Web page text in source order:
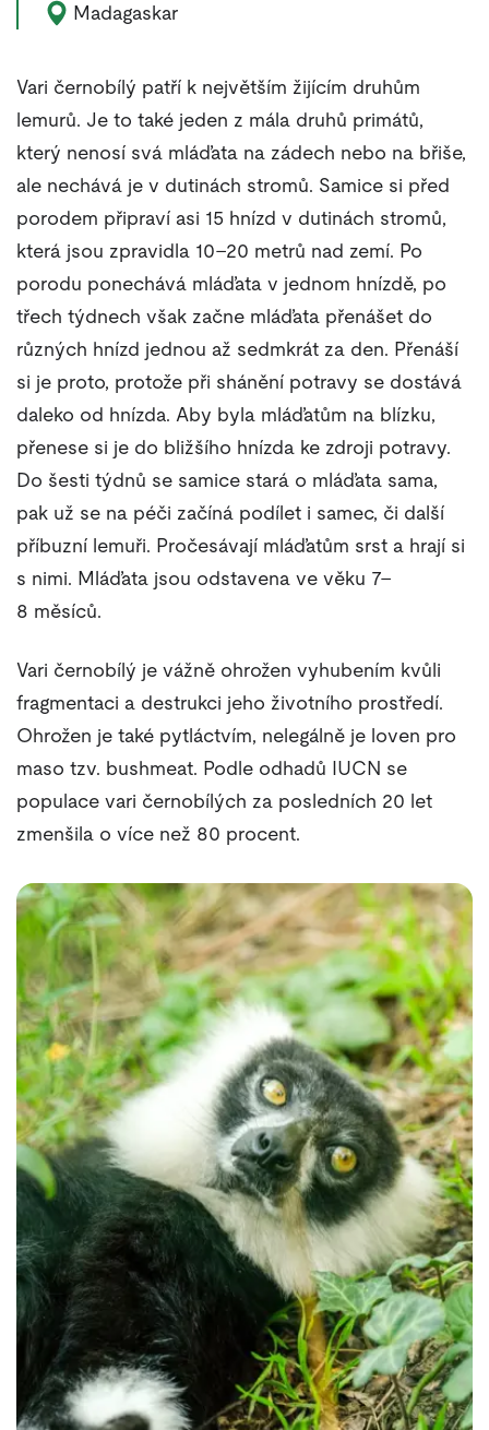
Výskyt zvířete:
Madagaskar
Vari černobílý patří k největším žijícím druhům
lemurů. Je to také jeden z mála druhů primátů,
který nenosí svá mláďata na zádech nebo na břiše,
ale nechává je v dutinách stromů. Samice si před
porodem připraví asi 15 hnízd v dutinách stromů,
která jsou zpravidla 10–20 metrů nad zemí. Po
porodu ponechává mláďata v jednom hnízdě, po
třech týdnech však začne mláďata přenášet do
různých hnízd jednou až sedmkrát za den. Přenáší
si je proto, protože při shánění potravy se dostává
daleko od hnízda. Aby byla mláďatům na blízku,
přenese si je do bližšího hnízda ke zdroji potravy.
Do šesti týdnů se samice stará o mláďata sama,
pak už se na péči začíná podílet i samec, či další
příbuzní lemuři. Pročesávají mláďatům srst a hrají si
s nimi. Mláďata jsou odstavena ve věku 7–
8 měsíců.
Vari černobílý je vážně ohrožen vyhubením kvůli
fragmentaci a destrukci jeho životního prostředí.
Ohrožen je také pytláctvím, nelegálně je loven pro
maso tzv. bushmeat. Podle odhadů IUCN se
populace vari černobílých za posledních 20 let
zmenšila o více než 80 procent.